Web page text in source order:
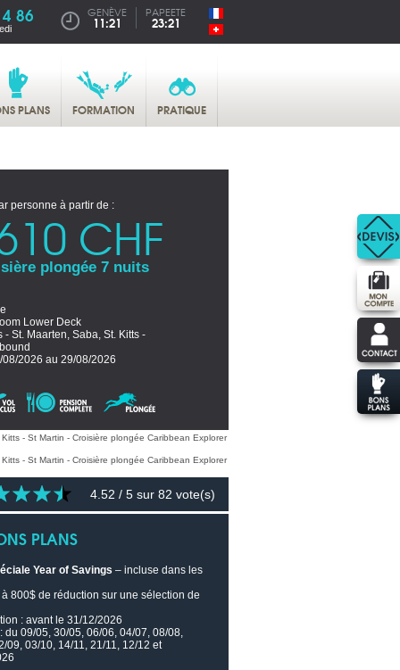
86 GENÈVE
11:21
PAPEETE
23:21
PLANS FORMATION PRATIQUE
personne à partir de :CHF
plongée 7 nuits
Lower Deck
- St. Maarten, Saba, St. Kitts -
08/2026 au 29/08/2026
4.52 / 5 sur 82 vote(s)
PLANS
Year of Savings – incluse dans les
800$ de réduction sur une sélection de
: avant le 31/12/2026
du 09/05, 30/05, 06/06, 04/07, 08/08,
09, 03/10, 14/11, 21/11, 12/12 et